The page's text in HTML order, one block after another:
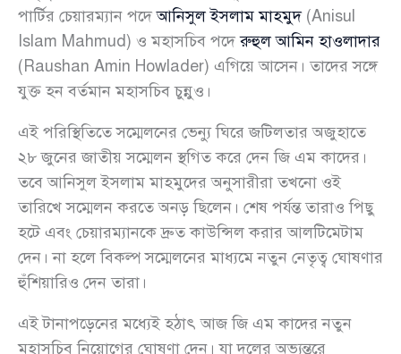
পার্টির চেয়ারম্যান পদেআনিসুল ইসলাম মাহমুদ(Anisul
Islam Mahmud) ও মহাসচিব পদেরুহুল আমিন হাওলাদার
(Raushan Amin Howlader) এগিয়ে আসেন। তাদের সঙ্গে
যুক্ত হন বর্তমান মহাসচিব চুন্নুও।
এই পরিস্থিতিতে সম্মেলনের ভেন্যু ঘিরে জটিলতার অজুহাতে
২৮ জুনের জাতীয় সম্মেলন স্থগিত করে দেন জি এম কাদের।
তবে আনিসুল ইসলাম মাহমুদের অনুসারীরা তখনো ওই
তারিখে সম্মেলন করতে অনড় ছিলেন। শেষ পর্যন্ত তারাও পিছু
হটে এবং চেয়ারম্যানকে দ্রুত কাউন্সিল করার আলটিমেটাম
দেন। না হলে বিকল্প সম্মেলনের মাধ্যমে নতুন নেতৃত্ব ঘোষণার
হুঁশিয়ারিও দেন তারা।
এই টানাপড়েনের মধ্যেই হঠাৎ আজ জি এম কাদের নতুন
মহাসচিব নিয়োগের ঘোষণা দেন। যা দলের অভ্যন্তরে